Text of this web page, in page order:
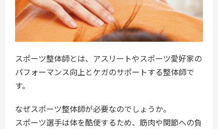
スポーツ整体師とは、アスリートやスポーツ愛好家の
パフォーマンス向上とケガのサポートする整体師で
す。
なぜスポーツ整体師が必要なのでしょうか。
スポーツ選手は体を酷使するため、筋肉や関節への負